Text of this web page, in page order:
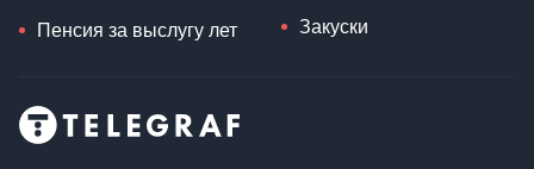
Пенсия за выслугу лет Закуски